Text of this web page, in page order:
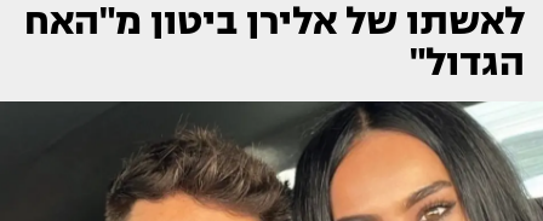
לאשתו של אלירן ביטון מ"האח
הגדול"